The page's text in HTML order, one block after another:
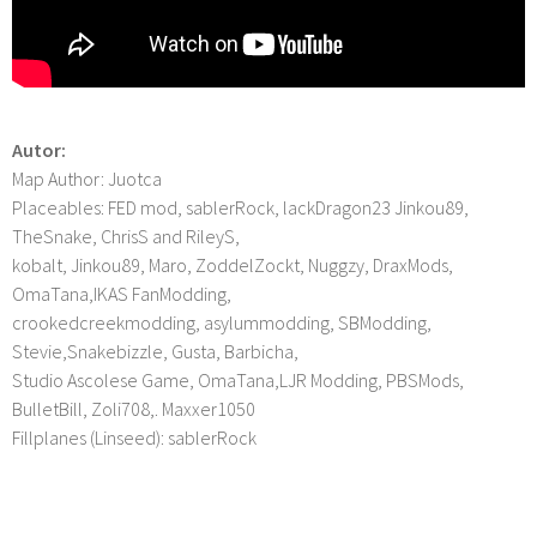
Autor:
Map Author: Juotca
Placeables: FED mod, sablerRock, lackDragon23 Jinkou89,
TheSnake, ChrisS and RileyS,
kobalt, Jinkou89, Maro, ZoddelZockt, Nuggzy, DraxMods,
OmaTana,IKAS FanModding,
crookedcreekmodding, asylummodding, SBModding,
Stevie,Snakebizzle, Gusta, Barbicha,
Studio Ascolese Game, OmaTana,LJR Modding, PBSMods,
BulletBill, Zoli708,. Maxxer1050
Fillplanes (Linseed): sablerRock